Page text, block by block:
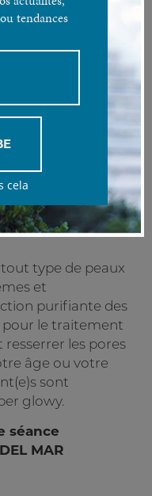
monde pour
Un effet super
est de
impuretés et les
la peau avec
des
l’acide
type de peaux
et
purifiante des
pour le traitement
les pores
âge ou votre
sont
glowy.
séance
MAR
tendances
cela